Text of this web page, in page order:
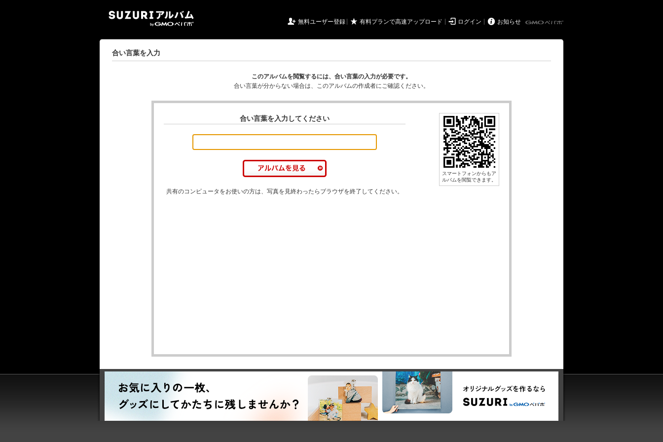
 無料ユーザー登録 ★ 有料プランで高速アップロード  ログイン  お知らせ
合い言葉を入力
このアルバムを閲覧するには、合い言葉の入力が必要です。
合い言葉が分からない場合は、このアルバムの作成者にご確認ください。
合い言葉を入力してください
共有のコンピュータをお使いの方は、写真を見終わったらブラウザを終了してください。
スマートフォンからもア
ルバムを閲覧できます。